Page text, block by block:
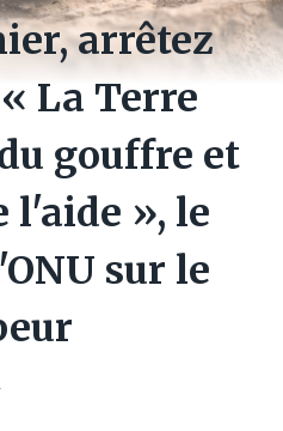
arrêtez
La Terre
gouffre et
l'aide », le
sur le